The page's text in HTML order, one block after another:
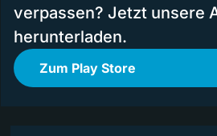
verpassen? Jetzt unsere
herunterladen.
Zum Play Store